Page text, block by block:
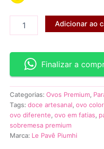
Magia
Completo
800g
quantidade
Adicionar ao
Finalizar a
Categorias: Ovos Premium,
Tags: doce artesanal, ovo
ovo diferente, ovo em fatias,
sobremesa premium
Marca: Le Pavê Piumhi